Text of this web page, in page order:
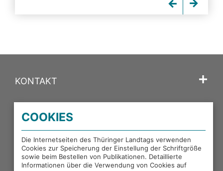
KONTAKT
PORTALE DES THÜRINGER LANDTAGS
EXTERNE LINKS
COOKIES
Die Internetseiten des Thüringer Landtags verwenden
Cookies zur Speicherung der Einstellung der Schriftgröße
sowie beim Bestellen von Publikationen. Detaillierte
Informationen über die Verwendung von Cookies auf